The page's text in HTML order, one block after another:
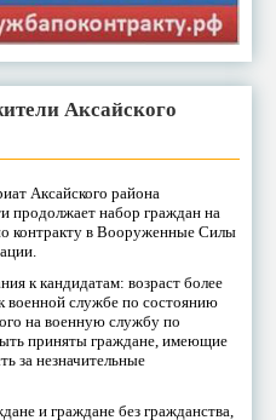
Аксайского
Аксайского района
продолжает набор граждан на
контракту в Вооруженные Силы
к кандидатам: возраст более
военной службе по состоянию
на военную службу по
приняты граждане, имеющие
за незначительные
и граждане без гражданства,